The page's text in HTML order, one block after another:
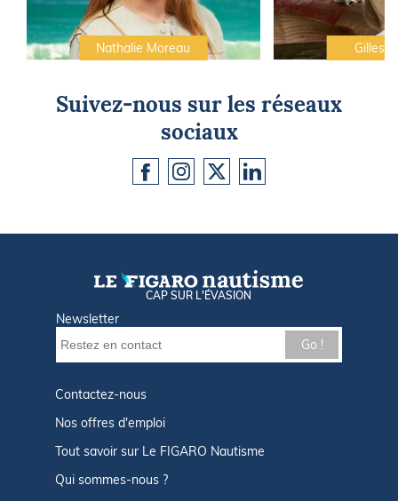
Nathalie Moreau Gilles
Suivez-nous sur les réseaux
sociaux
CAP SUR L'ÉVASION
Newsletter
Go !
Contactez-nous
Nos offres d'emploi
Tout savoir sur Le FIGARO Nautisme
Qui sommes-nous ?